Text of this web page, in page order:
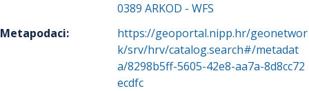
0389 ARKOD - WFS
Metapodaci:
https://geoportal.nipp.hr/geonetwor
k/srv/hrv/catalog.search#/metadat
a/8298b5ff-5605-42e8-aa7a-8d8cc72
ecdfc